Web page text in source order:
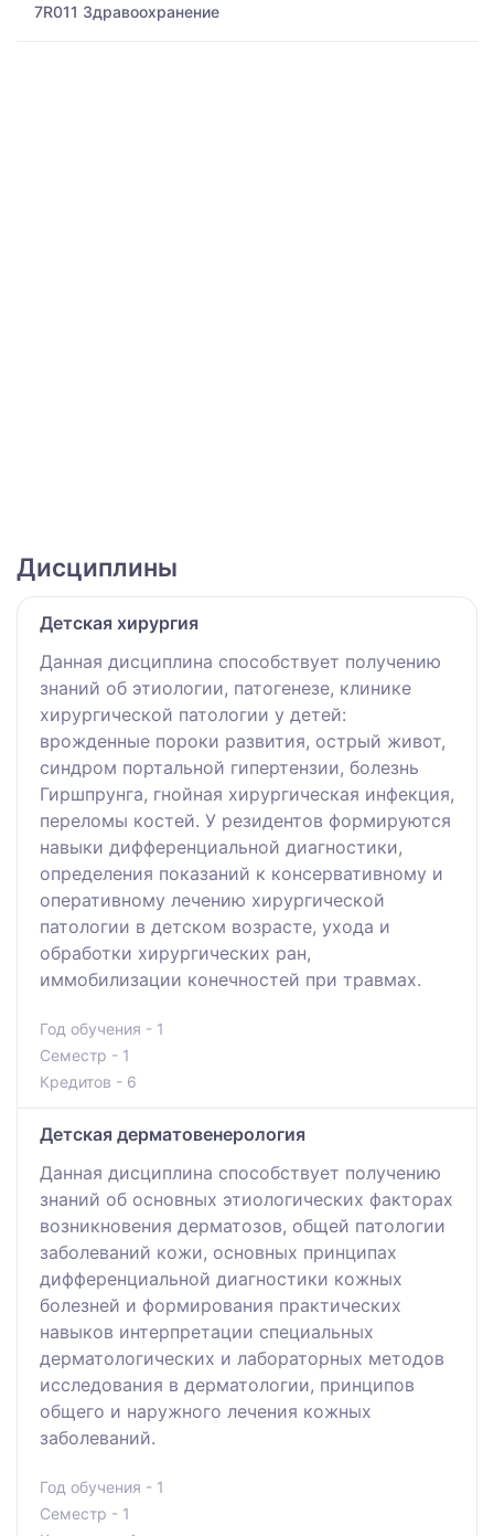
7R011 Здравоохранение
Дисциплины
Детская хирургия
Данная дисциплина способствует получению
знаний об этиологии, патогенезе, клинике
хирургической патологии у детей:
врожденные пороки развития, острый живот,
синдром портальной гипертензии, болезнь
Гиршпрунга, гнойная хирургическая инфекция,
переломы костей. У резидентов формируются
навыки дифференциальной диагностики,
определения показаний к консервативному и
оперативному лечению хирургической
патологии в детском возрасте, ухода и
обработки хирургических ран,
иммобилизации конечностей при травмах.
Год обучения - 1
Семестр - 1
Кредитов - 6
Детская дерматовенерология
Данная дисциплина способствует получению
знаний об основных этиологических факторах
возникновения дерматозов, общей патологии
заболеваний кожи, основных принципах
дифференциальной диагностики кожных
болезней и формирования практических
навыков интерпретации специальных
дерматологических и лабораторных методов
исследования в дерматологии, принципов
общего и наружного лечения кожных
заболеваний.
Год обучения - 1
Семестр - 1